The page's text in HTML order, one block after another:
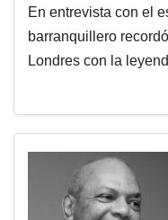
En entrevista con el
barranquillero
Londres con la